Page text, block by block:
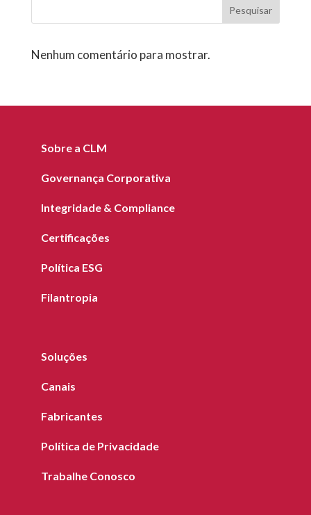
Pesquisar
Nenhum comentário para mostrar.
Sobre a CLM
Governança Corporativa
Integridade & Compliance
Certificações
Política ESG
Filantropia
Soluções
Canais
Fabricantes
Política de Privacidade
Trabalhe Conosco